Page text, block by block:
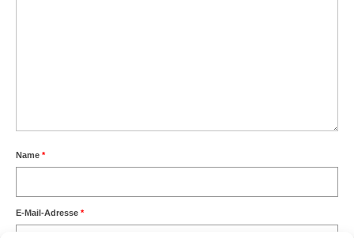
Name *
E-Mail-Adresse *